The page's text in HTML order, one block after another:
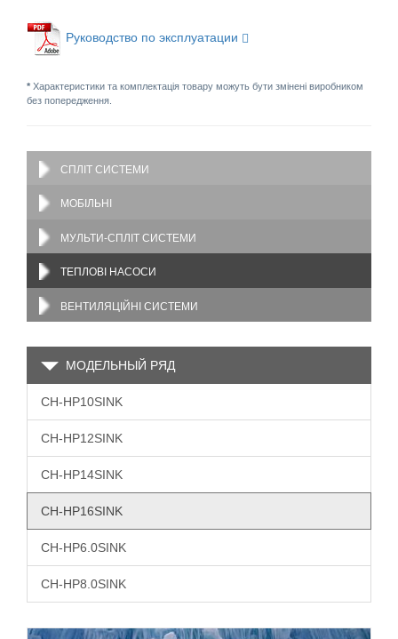
Руководство по эксплуатации
* Характеристики та комплектація товару можуть бути змінені виробником
без попередження.
СПЛІТ СИСТЕМИ
МОБІЛЬНІ
МУЛЬТИ-СПЛІТ СИСТЕМИ
ТЕПЛОВІ НАСОСИ
ВЕНТИЛЯЦІЙНІ СИСТЕМИ
МОДЕЛЬНЫЙ РЯД
CH-HP10SINK
CH-HP12SINK
CH-HP14SINK
CH-HP16SINK
CH-HP6.0SINK
CH-HP8.0SINK